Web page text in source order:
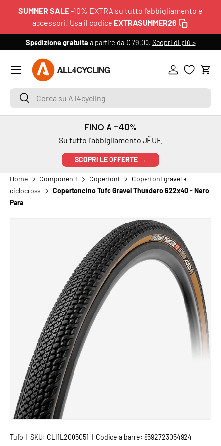
SUMMER SALE-10% EXTRA su tutto l'abbigliamento e
accessori! Usa il codice EXTRASUMMER26
Spedizione gratuita a partire da € 79,00. Scopri di più >
Cerca su All4cycling
Cerca
Accedi
Menu
FINO A -40%
Su tutto l'abbigliamento JËUF.
SCOPRI LE OFFERTE →
Home Componenti Copertoni
Copertoni gravel e
ciclocross
Copertoncino Tufo Gravel Thundero 622x40 - Nero
Para
PASSA ALLE INFORMAZIONI SUL PRODOTTO
Tufo SKU: CLI1L2005051 Codice a barre: 8592723054924